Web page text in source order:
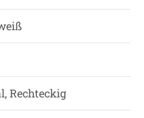
Rechteckig